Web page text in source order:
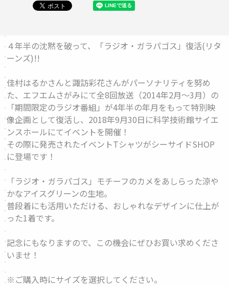
４年半の沈黙を破って、「ラジオ・ガラパゴス」復活(リタ
ーンズ)!!
佳村はるかさんと諏訪彩花さんがパーソナリティを努め
た、エフエムさがみにて全8回放送（2014年2月～3月）の
「期間限定のラジオ番組」が4年半の年月をもって特別映
像企画として復活し、2018年9月30日に科学技術館サイエ
ンスホールにてイベントを開催！
その際に発売されたイベントTシャツがシーサイドSHOP
に登場です！
「ラジオ・ガラパゴス」モチーフのカメをあしらった涼や
かなアイスグリーンの生地。
普段着にも活用いただける、おしゃれなデザインに仕上が
った1着です。
記念にもなりますので、この機会にぜひお買い求めくださ
いませ！
※ご購入時にサイズを選択してください。